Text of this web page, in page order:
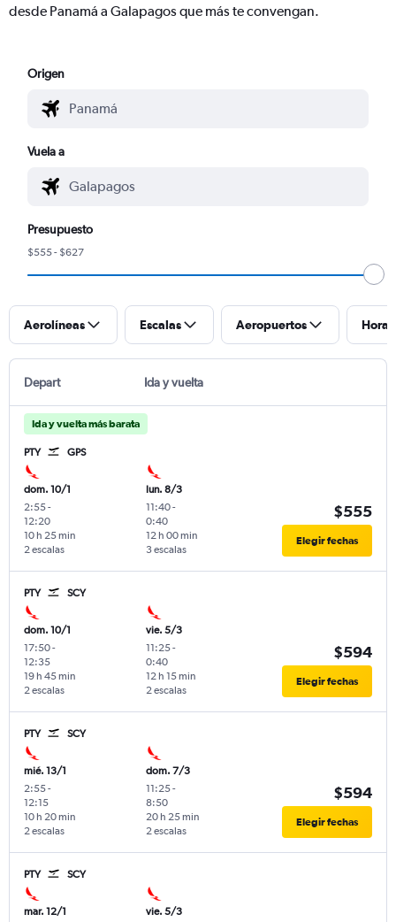
desde Panamá a Galapagos que más te convengan.
Origen
Vuela a
Presupuesto
$555 - $627
Aerolíneas Escalas Aeropuertos
Depart Ida y vuelta
Ida y vuelta más barata
PTY GPS
dom. 10/1
2:55-
12:20
2 escalas
10 h 25 min
lun. 8/3
11:40-
0:40
3 escalas
12 h 00 min
$555
Elegir fechas
PTY SCY
dom. 10/1
17:50-
12:35
2 escalas
19 h 45 min
vie. 5/3
11:25-
0:40
2 escalas
12 h 15 min
$594
Elegir fechas
PTY SCY
mié. 13/1
2:55-
12:15
2 escalas
10 h 20 min
dom. 7/3
11:25-
8:50
2 escalas
20 h 25 min
$594
Elegir fechas
PTY SCY
mar. 12/1
vie. 5/3